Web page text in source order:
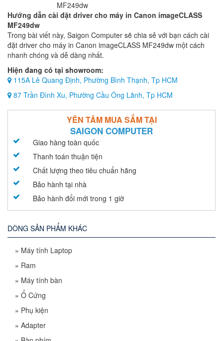
Hướng dẫn cài đặt driver cho máy in Canon imageCLASS
MF249dw
Trong bài viết này, Saigon Computer sẽ chia sẻ với bạn cách cài
đặt driver cho máy in Canon imageCLASS MF249dw một cách
nhanh chóng và dễ dàng nhất.
Hiện đang có tại showroom:
115A Lê Quang Định, Phường Bình Thạnh, Tp HCM
87 Trần Đình Xu, Phường Cầu Ông Lãnh, Tp HCM
YÊN TÂM MUA SẮM TẠI
SAIGON COMPUTER
Giao hàng toàn quốc
Thanh toán thuận tiện
Chất lượng theo tiêu chuẩn hãng
Bảo hành tại nhà
Bảo hành đổi mới trong 1 giờ
DÒNG SẢN PHẨM KHÁC
» Máy tính Laptop
» Ram
» Máy tính bàn
» Ổ Cứng
» Phụ kiện
» Adapter